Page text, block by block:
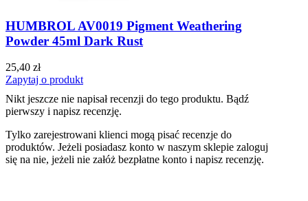
HUMBROL AV0019 Pigment Weathering
Powder 45ml Dark Rust
25,40 zł
Zapytaj o produkt
Nikt jeszcze nie napisał recenzji do tego produktu. Bądź
pierwszy i napisz recenzję.
Tylko zarejestrowani klienci mogą pisać recenzje do
produktów. Jeżeli posiadasz konto w naszym sklepie zaloguj
się na nie, jeżeli nie załóż bezpłatne konto i napisz recenzję.